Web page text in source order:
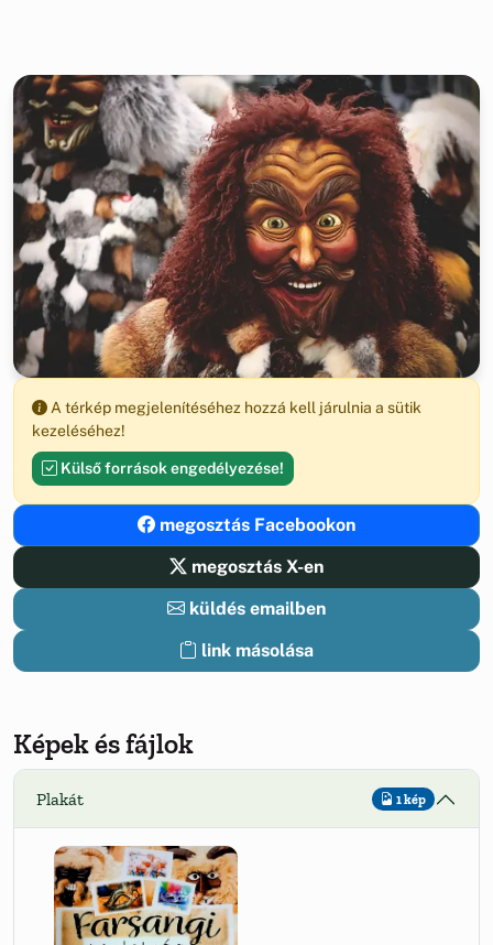
A térkép megjelenítéséhez hozzá kell járulnia a sütik
kezeléséhez!
Külső források engedélyezése!
megosztás Facebookon
megosztás X-en
küldés emailben
link másolása
Képek és fájlok
Plakát 1 kép